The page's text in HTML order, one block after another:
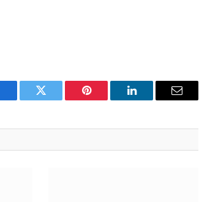
Twitter Pinterest LinkedIn Email